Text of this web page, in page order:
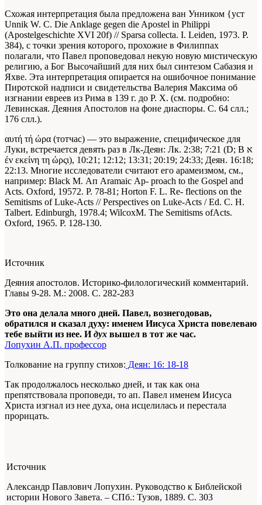
Схожая интерпретация была предложена ван Унником {уст
Unnik W. С. Die Anklage gegen die Apostel in Philippi
(Apostelgeschichte XVI 20f) // Sparsa collecta. I. Leiden, 1973. P.
384), с точки зрения которого, прохожие в Филиппах
полагали, что Павел проповедовал некую новую мистическую
религию, а Бог Высочайший для них был синтезом Сабазия и
Яхве. Эта интерпретация опирается на ошибочное понимание
Пиротской надписи и свидетельства Валерия Максима об
изгнании евреев из Рима в 139 г. до P. X. (см. подробно:
Левинская. Деяния Апостолов на фоне диаспоры. С. 64 слл.;
176 слл.).
αυτή τή ώρα (тотчас) — это выражение, специфическое для
Луки, встречается девять раз в Лк-Деян: Лк. 2:38; 7:21 (D; В א
έν εκείνη τη ώρςι), 10:21; 12:12; 13:31; 20:19; 24:33; Деян. 16:18;
22:13. Многие исследователи считают его арамеизмом, см.,
например: Black М. Ап Aramaic Ар- proach to the Gospel and
Acts. Oxford, 19572. P. 78-81; Horton F. L. Re- flections on the
Semitisms of Luke-Acts // Perspectives on Luke-Acts / Ed. С. H.
Talbert. Edinburgh, 1978.4; WilcoxM. The Semitisms ofActs.
Oxford, 1965. P. 128-130.
Источник
Деяния апостолов. Историко-филологический комментарий.
Главы 9-28. М.: 2008. С. 282-283
Это она делала много дней. Павел, вознегодовав,
обратился и сказал духу: именем Иисуса Христа повелеваю
тебе выйти из нее. Идух вышел в тот же час.
Лопухин А.П. профессор
Толкование на группу стихов: Деян: 16: 18-18
Так продолжалось несколько дней, и так как она
препятствовала проповеди, то ап. Павел именем Иисуса
Христа изгнал из нее духа, она исцелилась и перестала
прорицать.
Источник
Александр Павлович Лопухин. Руководство к Библейской
истории Нового Завета. – СПб.: Тузов, 1889. С. 303